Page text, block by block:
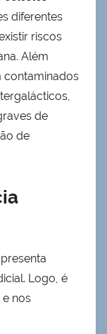
diferentes
riscos
Além
contaminados
de
de
Logo, é
nos